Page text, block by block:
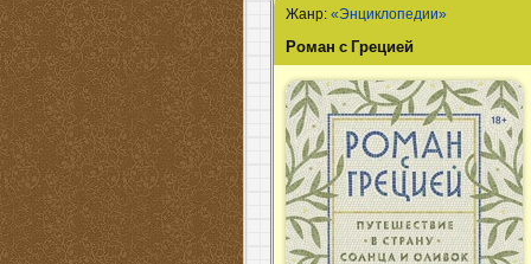
Жанр:«Энциклопедии»
Роман с Грецией